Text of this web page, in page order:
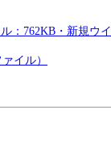
：762KB・新規ウイ
イル）